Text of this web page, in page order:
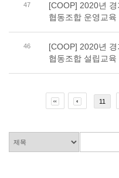
47
[COOP] 2020년
협동조합 운영교육
46
[COOP] 2020년
협동조합 설립교육
11